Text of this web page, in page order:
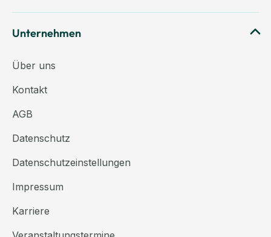
Unternehmen
Über uns
Kontakt
AGB
Datenschutz
Datenschutzeinstellungen
Impressum
Karriere